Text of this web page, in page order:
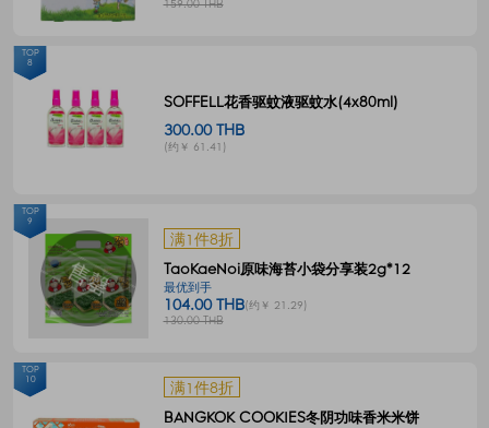
159.00 THB
SOFFELL花香驱蚊液驱蚊水(4x80ml)
300.00 THB
(约￥ 61.41)
TOP
8
满1件8折
TaoKaeNoi原味海苔小袋分享装2g*12
最优到手
104.00 THB(约￥ 21.29)
130.00 THB
TOP
9
满1件8折
BANGKOK COOKIES冬阴功味香米米饼
TOP
10